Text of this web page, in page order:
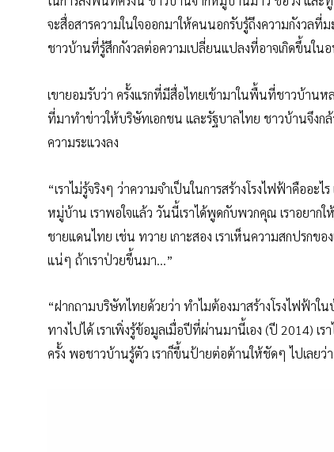
จะสื่อสารความในใจออกมาให้คนนอกรับรู้ถึงความกังวล
ชาวบ้านที่รู้สึกกังวลต่อความเปลี่ยนแปลงที่อาจเกิดขึ้นใน
เขายอมรับว่า ครั้งแรกที่มีสื่อไทยเข้ามาในพื้นที่ชาวบ้านห
ที่มาทำข่าวให้บริษัทเอกชน และรัฐบาลไทย ชาวบ้านจึง
ความระแวงลง
“เราไม่รู้จริงๆ ว่าความจำเป็นในการสร้างโรงไฟฟ้าคืออ
หมู่บ้าน เราพอใจแล้ว วันนี้เราได้พูดกับพวกคุณ เราอยา
ชายแดนไทย เช่น ทวาย เกาะสอง เราเห็นความสกปรกขอ
แน่ๆ ถ้าเราป่วยขึ้นมา…”
“ฝากถามบริษัทไทยด้วยว่า ทำไมต้องมาสร้างโรงไฟฟ้าใน
ทางไปได้ เราเพิ่งรู้ข้อมูลเมื่อปีที่ผ่านมานี้เอง (ปี 2014) เ
ครั้ง พอชาวบ้านรู้ตัว เราก็ขึ้นป้ายต่อต้านให้ชัดๆ ไปเลยว่า